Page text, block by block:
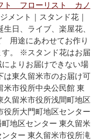
ト フローリスト カノ
メント｜スタンド花｜
日、ライブ、楽屋花、
用途にあわせてお作り
す。 ※スタンド花はお届
よりお届けできない場
東久留米市のお届け可
米市役所中央公民館 東
久留米市役所浅間町地区
役所大門町地区センター
地区センター 東久留米
ター 東久留米市役所滝